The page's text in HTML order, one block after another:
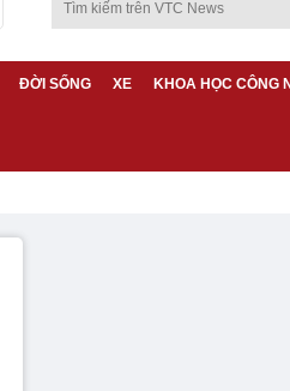
ĐỜI SỐNG XE KHOA HỌC CÔNG